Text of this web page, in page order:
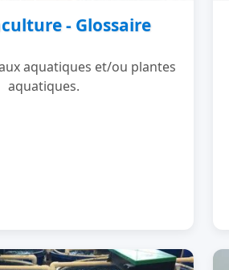
- Glossaire
aquatiques et/ou plantes
aquatiques.